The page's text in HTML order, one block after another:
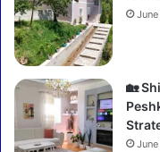
r
k
o
m
u
ë
n
🏡